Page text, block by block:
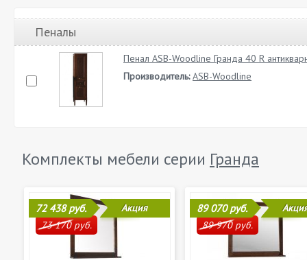
Пеналы
Пенал ASB-Woodline Гранда 40 R
Производитель: ASB-Woodline
Комплекты мебели серии Гранда
72 438 руб.
73 170 руб.
Акция 89 070 руб.
89 970 руб.